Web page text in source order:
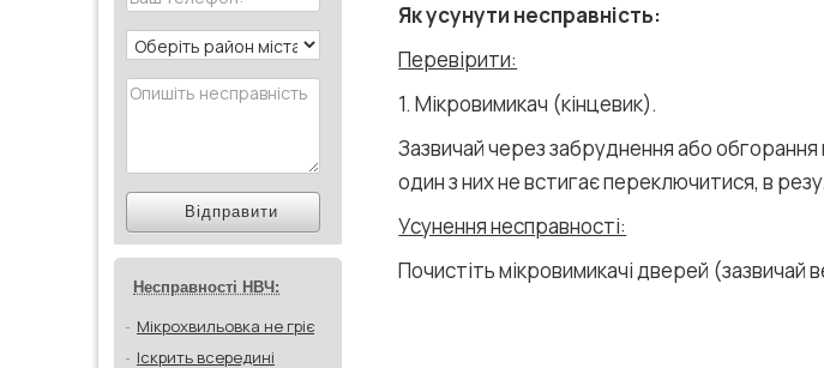
Відправити
Несправності НВЧ:
Мікрохвильовка не гріє
Іскрить всередині
Як усунути несправність:
Перевірити:
1. Мікровимикач (кінцевик).
Зазвичай через забруднення або обгорання
один з них не встигає переключитися, в
Усунення несправності:
Почистіть мікровимикачі дверей (зазвичай